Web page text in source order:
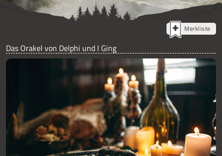
Merkliste
Das Orakel von Delphi und I Ging